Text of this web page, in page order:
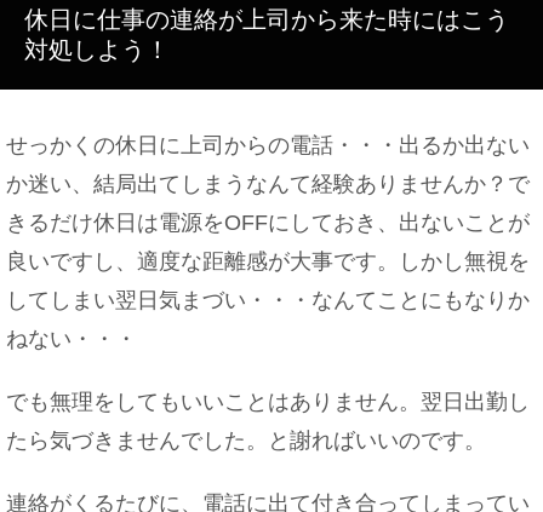
神主がお祓いで使う棒や道具の名前と意味とは
和室に布団の敷きっぱなしはダメ？敷くポイントと
カビ対策
彼女と喧嘩をして愛情が冷めた！愛が冷める喧嘩の
休日に仕事の連絡が上司から来た時にはこう
対処しよう！
せっかくの休日に上司からの電話・・・出るか出ない
か迷い、結局出てしまうなんて経験ありませんか？で
きるだけ休日は電源をOFFにしておき、出ないことが
良いですし、適度な距離感が大事です。しかし無視を
してしまい翌日気まづい・・・なんてことにもなりか
ねない・・・
でも無理をしてもいいことはありません。翌日出勤し
たら気づきませんでした。と謝ればいいのです。
連絡がくるたびに、電話に出て付き合ってしまってい